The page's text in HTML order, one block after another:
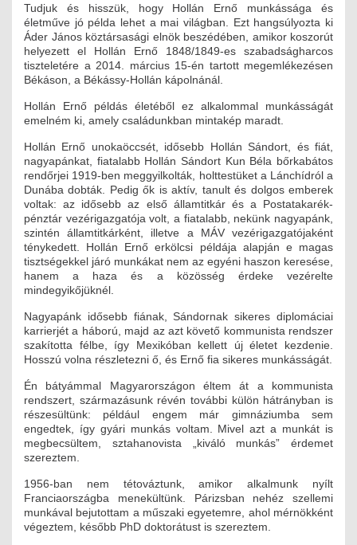
Tudjuk és hisszük, hogy Hollán Ernő munkássága és
életműve jó példa lehet a mai világban. Ezt hangsúlyozta ki
Áder János köztársasági elnök beszédében, amikor koszorút
helyezett el Hollán Ernő 1848/1849-es szabadságharcos
tiszteletére a 2014. március 15-én tartott megemlékezésen
Békáson, a Békássy-Hollán kápolnánál.
Hollán Ernő példás életéből ez alkalommal munkásságát
emelném ki, amely családunkban mintakép maradt.
Hollán Ernő unokaöccsét, idősebb Hollán Sándort, és fiát,
nagyapánkat, fiatalabb Hollán Sándort Kun Béla bőrkabátos
rendőrjei 1919-ben meggyilkolták, holttestüket a Lánchídról a
Dunába dobták. Pedig ők is aktív, tanult és dolgos emberek
voltak: az idősebb az első államtitkár és a Postatakarék-
pénztár vezérigazgatója volt, a fiatalabb, nekünk nagyapánk,
szintén államtitkárként, illetve a MÁV vezérigazgatójaként
ténykedett. Hollán Ernő erkölcsi példája alapján e magas
tisztségekkel járó munkákat nem az egyéni haszon keresése,
hanem a haza és a közösség érdeke vezérelte
mindegyikőjüknél.
Nagyapánk idősebb fiának, Sándornak sikeres diplomáciai
karrierjét a háború, majd az azt követő kommunista rendszer
szakította félbe, így Mexikóban kellett új életet kezdenie.
Hosszú volna részletezni ő, és Ernő fia sikeres munkásságát.
Én bátyámmal Magyarországon éltem át a kommunista
rendszert, származásunk révén további külön hátrányban is
részesültünk: például engem már gimnáziumba sem
engedtek, így gyári munkás voltam. Mivel azt a munkát is
megbecsültem, sztahanovista „kiváló munkás” érdemet
szereztem.
1956-ban nem tétováztunk, amikor alkalmunk nyílt
Franciaországba menekültünk. Párizsban nehéz szellemi
munkával bejutottam a műszaki egyetemre, ahol mérnökként
végeztem, később PhD doktorátust is szereztem.